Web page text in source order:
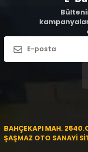
BAHÇEKAPI MAH.
ŞAŞMAZ OTO SANAYİ